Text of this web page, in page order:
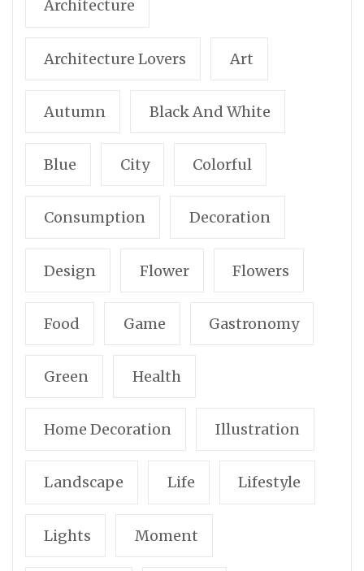
Architecture
Architecture Lovers Art
Autumn Black And White
Blue City Colorful
Consumption Decoration
Design Flower Flowers
Food Game Gastronomy
Green Health
Home Decoration Illustration
Landscape Life Lifestyle
Lights Moment